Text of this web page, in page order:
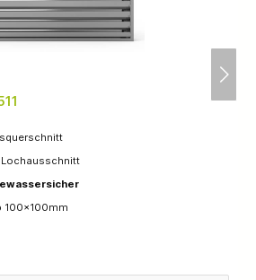
von 5 von 5 Sternen
100x100mm